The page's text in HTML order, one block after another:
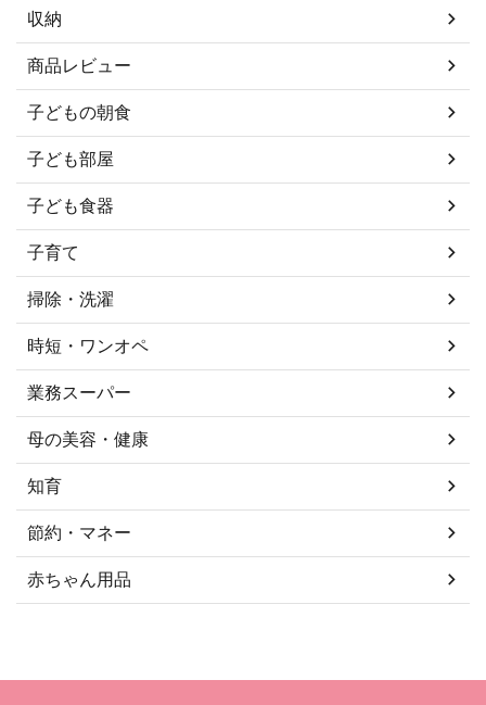
収納
商品レビュー
子どもの朝食
子ども部屋
子ども食器
子育て
掃除・洗濯
時短・ワンオペ
業務スーパー
母の美容・健康
知育
節約・マネー
赤ちゃん用品